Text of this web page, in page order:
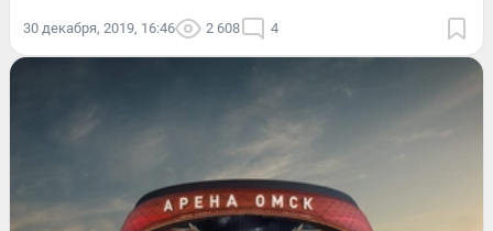
30 декабря, 2019, 16:46 2 608 4